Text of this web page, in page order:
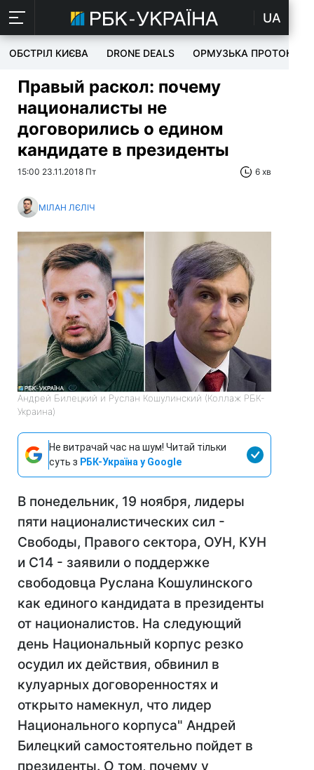
UA
ОБСТРІЛ КИЄВА DRONE DEALS ОРМУЗЬКА ПРОТОКА
Правый раскол: почему
националисты не
договорились о едином
кандидате в президенты
15:00 23.11.2018 Пт 6 хв
МІЛАН ЛЄЛІЧ
Андрей Билецкий и Руслан Кошулинский (Коллаж РБК-
Украина)
Не витрачай час на шум! Читай тільки
суть з РБК-Україна у Google
В понедельник, 19 ноября, лидеры
пяти националистических сил -
Свободы, Правого сектора, ОУН, КУН
и С14 - заявили о поддержке
свободовца Руслана Кошулинского
как единого кандидата в президенты
от националистов. На следующий
день Национальный корпус резко
осудил их действия, обвинил в
кулуарных договоренностях и
открыто намекнул, что лидер
Национального корпуса" Андрей
Билецкий самостоятельно пойдет в
президенты. О том, почему у